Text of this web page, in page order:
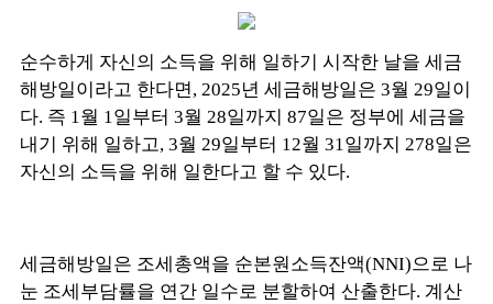
순수하게 자신의 소득을 위해 일하기 시작한 날을 세금
해방일이라고 한다면, 2025년 세금해방일은 3월 29일이
다. 즉 1월 1일부터 3월 28일까지 87일은 정부에 세금을
내기 위해 일하고, 3월 29일부터 12월 31일까지 278일은
자신의 소득을 위해 일한다고 할 수 있다.
세금해방일은 조세총액을 순본원소득잔액(NNI)으로 나
눈 조세부담률을 연간 일수로 분할하여 산출한다. 계산